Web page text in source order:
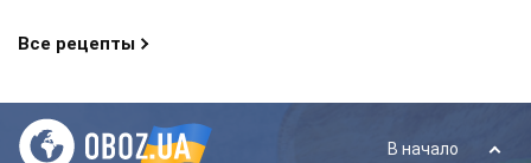
Все рецепты
В начало